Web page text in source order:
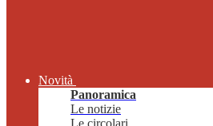
Novità
Panoramica
Le notizie